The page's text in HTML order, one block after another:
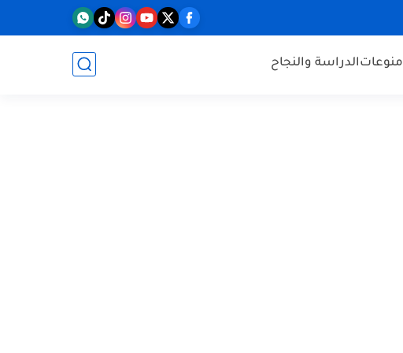
منوعاتالدراسة والنجاح